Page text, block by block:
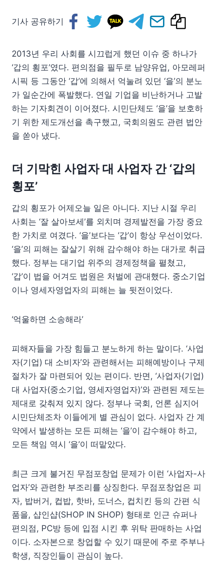
기사 공유하기
2013년 우리 사회를 시끄럽게 했던 이슈 중 하나가
‘갑의 횡포’였다. 편의점을 필두로 남양유업, 아모레퍼
시픽 등 그동안 ‘갑’에 의해서 억눌려 있던 ‘을’의 분노
가 일순간에 폭발했다. 연일 기업을 비난하거나 고발
하는 기자회견이 이어졌다. 시민단체도 ‘을’을 보호하
기 위한 제도개선을 촉구했고, 국회의원도 관련 법안
을 쏟아 냈다.
더 기막힌 사업자 대 사업자 간 ‘갑의
횡포’
갑의 횡포가 어제오늘 일은 아니다. 지난 시절 우리
사회는 ‘잘 살아보세’를 외치며 경제발전을 가장 중요
한 가치로 여겼다. ‘을’보다는 ‘갑’이 항상 우선이었다.
‘을’의 피해는 잘살기 위해 감수해야 하는 대가로 취급
했다. 정부는 대기업 위주의 경제정책을 펼쳤고,
‘갑’이 법을 어겨도 법원은 처벌에 관대했다. 중소기업
이나 영세자영업자의 피해는 늘 뒷전이었다.
‘억울하면 소송해라’
피해자들을 가장 힘들고 분노하게 하는 말이다. ‘사업
자(기업) 대 소비자’와 관련해서는 피해예방이나 구제
절차가 잘 마련되어 있는 편이다. 반면, ‘사업자(기업)
대 사업자(중소기업, 영세자영업자)’와 관련된 제도는
제대로 갖춰져 있지 않다. 정부나 국회, 언론 심지어
시민단체조차 이들에게 별 관심이 없다. 사업자 간 계
약에서 발생하는 모든 피해는 ‘을’이 감수해야 하고,
모든 책임 역시 ‘을’이 떠맡았다.
최근 크게 불거진 무점포창업 문제가 이런 ‘사업자-사
업자’와 관련한 부조리를 상징한다. 무점포창업은 피
자, 밥버거, 컵밥, 핫바, 도너스, 컵치킨 등의 간편 식
품을, 샵인샵(SHOP IN SHOP) 형태로 인근 슈퍼나
편의점, PC방 등에 입점 시킨 후 위탁 판매하는 사업
이다. 소자본으로 창업할 수 있기 때문에 주로 주부나
학생, 직장인들이 관심이 높다.